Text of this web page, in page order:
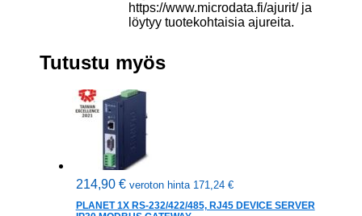
https://www.microdata.fi/ajurit/ ja
löytyy tuotekohtaisia ajureita.
Tutustu myös
214,90 € veroton hinta 171,24 €
PLANET 1X RS-232/422/485, RJ45 DEVICE SERVER